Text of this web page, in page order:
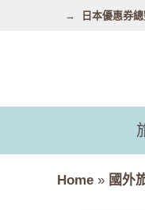
容
日本優惠券
Home » 國外